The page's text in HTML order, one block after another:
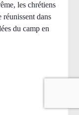
les chrétiens
dans
du camp en